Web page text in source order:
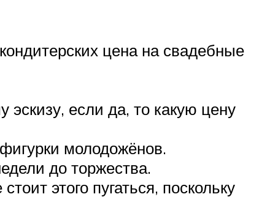
цена на свадебные
если да, то какую цену
молодожёнов.
до торжества.
этого пугаться, поскольку